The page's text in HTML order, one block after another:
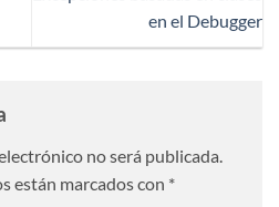
en el Debugger
no será publicada.
están marcados con *